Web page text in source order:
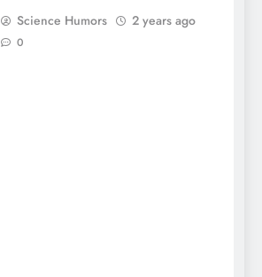
Science Humors 2 years ago
0